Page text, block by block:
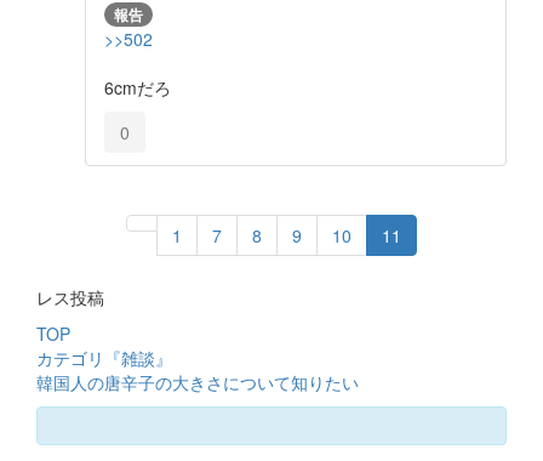
報告
>>502
6cmだろ
0
1 7 8 9 10 11
レス投稿
TOP
カテゴリ『雑談』
韓国人の唐辛子の大きさについて知りたい